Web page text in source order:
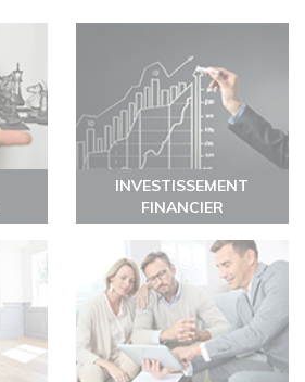
INVESTISSEMENT
FINANCIER